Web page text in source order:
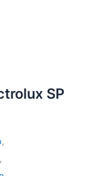
SP
,
,